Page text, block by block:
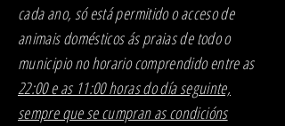
cada ano, só está permitido o acceso de
animais domésticos ás praias de todo o
municipio no horario comprendido entre as
22:00 e as 11:00 horas do día seguinte,
sempre que se cumpran as condicións